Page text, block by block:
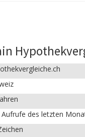
Aufrufe des letzten